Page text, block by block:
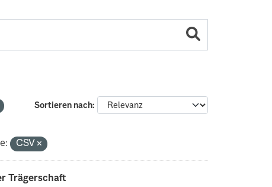
Sortieren nach
CSV
Trägerschaft